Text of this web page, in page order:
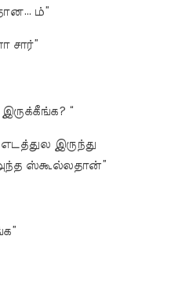
ம்”
சார்”
“
இருந்து
ஸ்கூல்லதான்”